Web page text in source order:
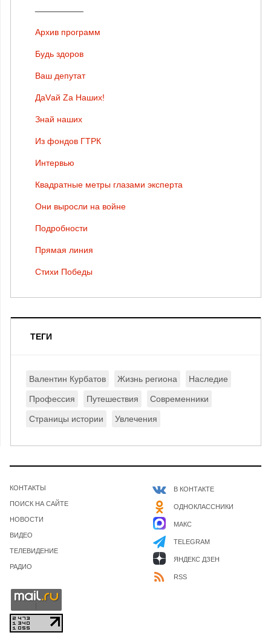
Архив программ
Будь здоров
Ваш депутат
ДаVай Zа Наших!
Знай наших
Из фондов ГТРК
Интервью
Квадратные метры глазами эксперта
Они выросли на войне
Подробности
Прямая линия
Стихи Победы
ТЕГИ
Валентин Курбатов Жизнь региона Наследие
Профессия Путешествия Современники
Страницы истории Увлечения
КОНТАКТЫ
ПОИСК НА САЙТЕ
НОВОСТИ
ВИДЕО
ТЕЛЕВИДЕНИЕ
РАДИО
В КОНТАКТЕ
ОДНОКЛАССНИКИ
МАКС
TELEGRAM
ЯНДЕКС ДЗЕН
RSS